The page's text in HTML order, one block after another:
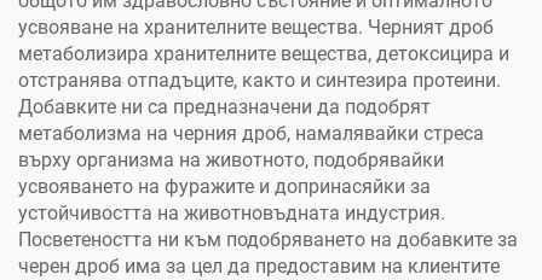
усвояване на хранителните вещества. Черният дроб
метаболизира хранителните вещества, детоксицира и
отстранява отпадъците, както и синтезира протеини.
Добавките ни са предназначени да подобрят
метаболизма на черния дроб, намалявайки стреса
върху организма на животното, подобрявайки
усвояването на фуражите и допринасяйки за
устойчивостта на животновъдната индустрия.
Посветеността ни към подобряването на добавките за
черен дроб има за цел да предоставим на клиентите